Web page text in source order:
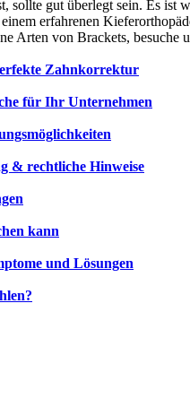
sollte gut überlegt sein. Es
erfahrenen
Arten von Brackets,
Zahnkorrektur
für Ihr Unternehmen
& rechtliche Hinweise
kann
und Lösungen